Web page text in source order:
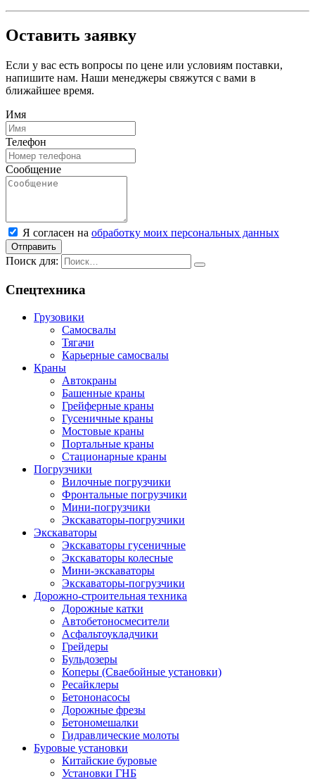
Оставить заявку
Если у вас есть вопросы по цене или условиям поставки,
напишите нам. Наши менеджеры свяжутся с вами в
ближайшее время.
Имя
Телефон
Сообщение
Я согласен на обработку моих персональных данных
Отправить
Поиск для:
Спецтехника
Грузовики
Самосвалы
Тягачи
Карьерные самосвалы
Краны
Автокраны
Башенные краны
Грейферные краны
Гусеничные краны
Мостовые краны
Портальные краны
Стационарные краны
Погрузчики
Вилочные погрузчики
Фронтальные погрузчики
Мини-погрузчики
Экскаваторы-погрузчики
Экскаваторы
Экскаваторы гусеничные
Экскаваторы колесные
Мини-экскаваторы
Экскаваторы-погрузчики
Дорожно-строительная техника
Дорожные катки
Автобетоносмесители
Асфальтоукладчики
Грейдеры
Бульдозеры
Коперы (Сваебойные установки)
Ресайклеры
Бетононасосы
Дорожные фрезы
Бетономешалки
Гидравлические молоты
Буровые установки
Китайские буровые
Установки ГНБ